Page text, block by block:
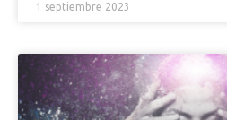
1 septiembre 2023